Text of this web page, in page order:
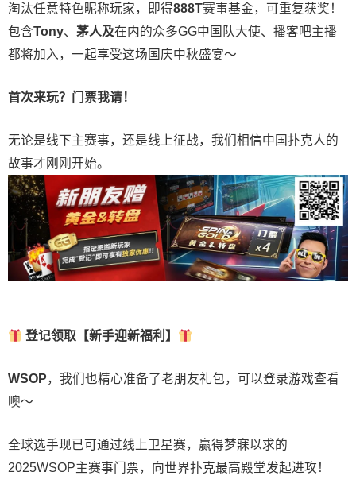
淘汰任意特色昵称玩家，即得888T赛事基金，可重复获奖！
包含Tony、 茅人及在内的众多GG中国队大使、播客吧主播
都将加入，一起享受这场国庆中秋盛宴～
首次来玩？门票我请！
无论是线下主赛事，还是线上征战，我们相信中国扑克人的
故事才刚刚开始。
登记领取【新手迎新福利】
WSOP，我们也精心准备了老朋友礼包，可以登录游戏查看
噢～
全球选手现已可通过线上卫星赛，赢得梦寐以求的
2025WSOP主赛事门票，向世界扑克最高殿堂发起进攻！